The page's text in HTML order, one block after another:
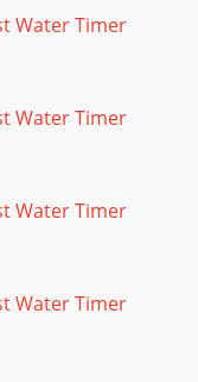
Water Timer
Water Timer
Water Timer
Water Timer